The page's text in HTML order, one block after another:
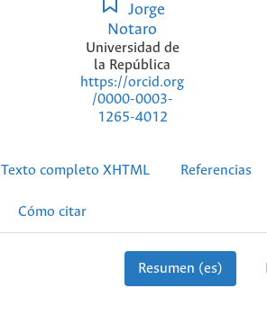
Jorge
Notaro
Universidad de
la República
https://orcid.org
/0000-0003-
1265-4012
Texto completo XHTML Referencias
Cómo citar
Resumen (es)